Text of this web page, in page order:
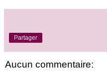
Partager
Aucun commentaire: